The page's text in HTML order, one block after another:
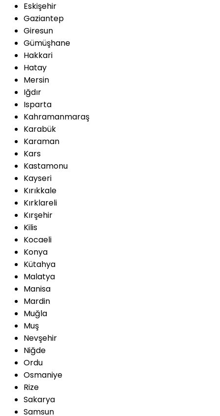
Eskişehir
Gaziantep
Giresun
Gümüşhane
Hakkari
Hatay
Mersin
Iğdır
Isparta
Kahramanmaraş
Karabük
Karaman
Kars
Kastamonu
Kayseri
Kırıkkale
Kırklareli
Kırşehir
Kilis
Kocaeli
Konya
Kütahya
Malatya
Manisa
Mardin
Muğla
Muş
Nevşehir
Niğde
Ordu
Osmaniye
Rize
Sakarya
Samsun